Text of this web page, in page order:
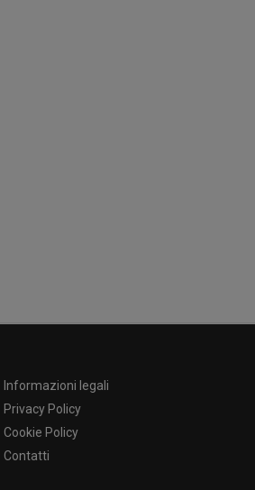
Informazioni legali
Privacy Policy
Cookie Policy
Contatti